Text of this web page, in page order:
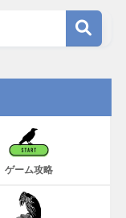
ゲーム攻略